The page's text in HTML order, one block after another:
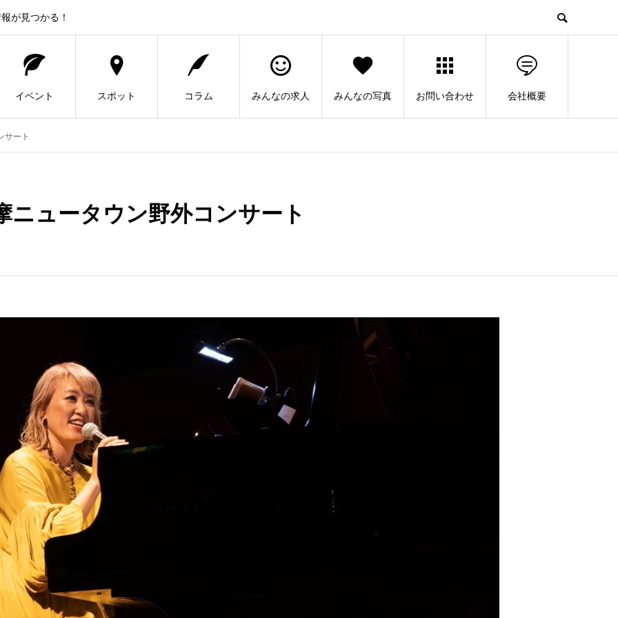
が見つかる！
イベント スポット コラム みんなの求人 みんなの写真 お問い合わせ 会社概要
サート
ニュータウン野外コンサート